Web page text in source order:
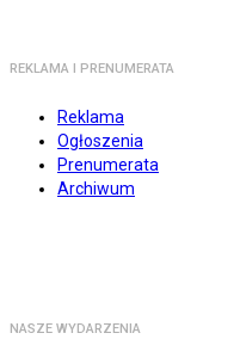
REKLAMA I PRENUMERATA
Reklama
Ogłoszenia
Prenumerata
Archiwum
NASZE WYDARZENIA